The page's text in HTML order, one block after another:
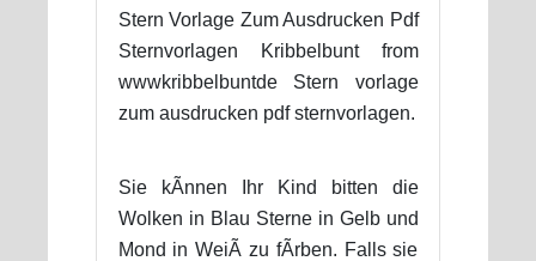
Stern Vorlage Zum Ausdrucken Pdf
Sternvorlagen Kribbelbunt from
wwwkribbelbuntde Stern vorlage
zum ausdrucken pdf sternvorlagen.
Sie kÃnnen Ihr Kind bitten die
Wolken in Blau Sterne in Gelb und
Mond in WeiÃ zu fÃrben. Falls sie